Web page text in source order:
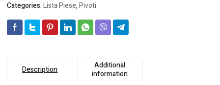
Categories:Lista Piese,Pivoti
Description
Additional
information